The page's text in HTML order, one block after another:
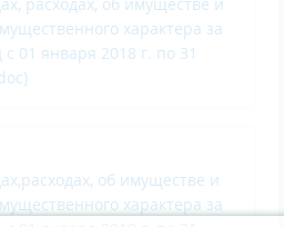
характера за
01 января 2018 г. по 31
об имуществе и
характера за